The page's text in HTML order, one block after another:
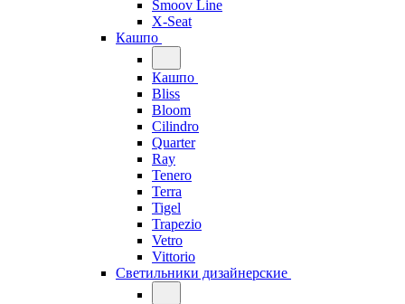
Smoov Line
X-Seat
Кашпо
Кашпо
Bliss
Bloom
Cilindro
Quarter
Ray
Tenero
Terra
Tigel
Trapezio
Vetro
Vittorio
Светильники дизайнерские